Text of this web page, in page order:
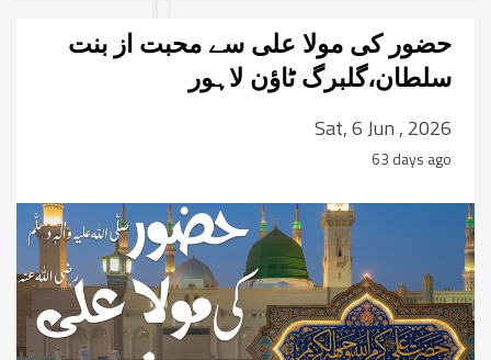
حضور کی مولا علی سے محبت از بنت
سلطان،گلبرگ ٹاؤن لاہور
Sat, 6 Jun , 2026
63 days ago